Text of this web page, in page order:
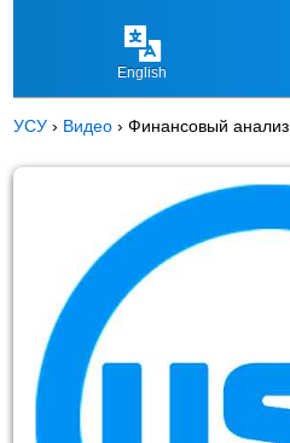
English
УСУ › Видео ›Финансовый анализ